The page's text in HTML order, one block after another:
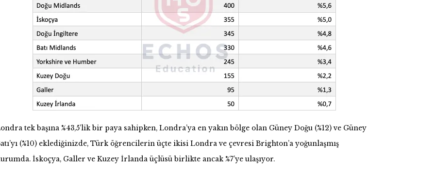
tek başına %43,5’lik bir paya sahipken, Londra’ya en yakın bölge olan Güney Doğu (%12) ve Güney
(%10) eklediğinizde, Türk öğrencilerin üçte ikisi Londra ve çevresi Brighton’a yoğunlaşmış
İskoçya, Galler ve Kuzey İrlanda üçlüsü birlikte ancak %7’ye ulaşıyor.